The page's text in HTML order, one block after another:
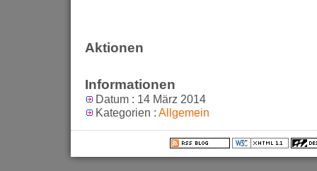
Aktionen
Informationen
Datum : 14 März 2014
Kategorien : Allgemein